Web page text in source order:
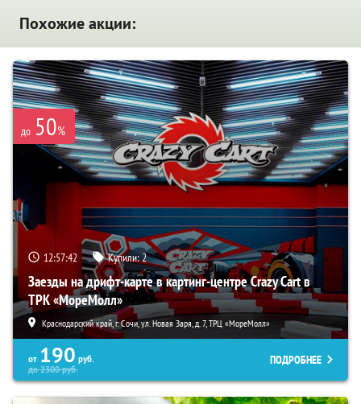
Похожие акции:
до 50%
12:57:41 Купили:2
Заезды на дрифт-карте в картинг-центре Crazy Cart в
ТРК «МореМолл»
Краснодарский край, г. Сочи, ул. Новая Заря, д. 7, ТРЦ «МореМолл»
от 190 руб.
до2300руб.
ПОДРОБНЕЕ